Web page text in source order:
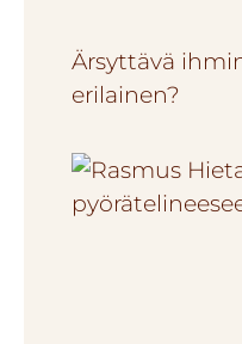
Ärsyttävä
erilainen?